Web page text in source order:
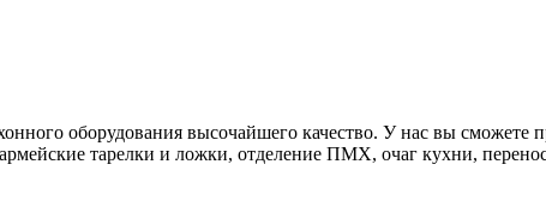
оборудования высочайшего качество. У нас вы сможете
тарелки и ложки, отделение ПМХ, очаг кухни,